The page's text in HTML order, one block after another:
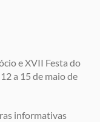
e XVII Festa do
a 15 de maio de
informativas